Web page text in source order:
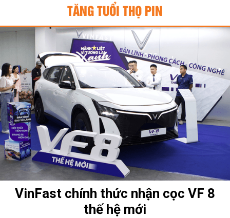
TĂNG TUỔI THỌ PIN
VinFast chính thức nhận cọc VF 8
thế hệ mới